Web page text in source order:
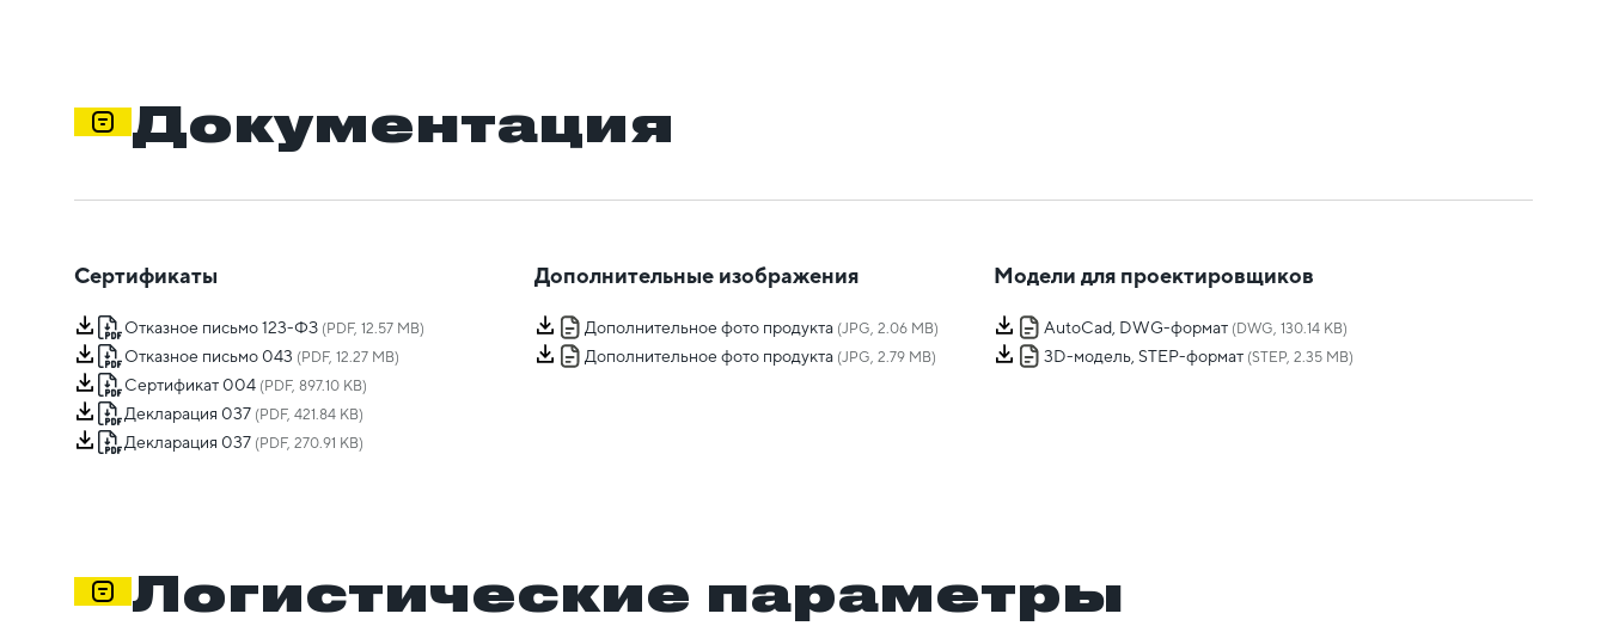
Документация
Сертификаты
Отказное письмо 123-ФЗ (PDF, 12.57 MB)
Отказное письмо 043 (PDF, 12.27 MB)
Сертификат 004 (PDF, 897.10 KB)
Декларация 037 (PDF, 421.84 KB)
Декларация 037 (PDF, 270.91 KB)
Дополнительные изображения
Дополнительное фото продукта(JPG, 2.06 MB)
Дополнительное фото продукта(JPG, 2.79 MB)
Модели для проектировщиков
AutoCad, DWG-формат (DWG, 130.14 KB)
3D-модель, STEP-формат (STEP, 2.35 MB)
Логистические параметры